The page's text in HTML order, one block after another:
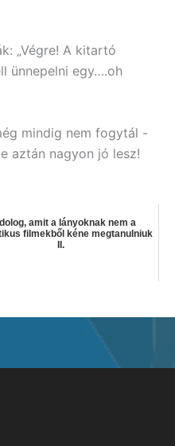
„Végre! A kitartó
ünnepelni egy….oh
mindig nem fogytál -
aztán nagyon jó lesz!
amit a lányoknak nem a
filmekből kéne megtanulniuk
II.